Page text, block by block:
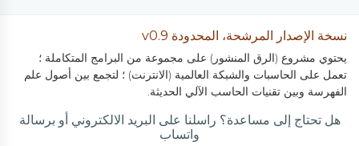
نسخة الإصدار المرشحة، المحدودة v0.9
يحتوي مشروع (الرق المنشور) على مجموعة من البرامج المتكاملة ؛
تعمل على الحاسبات والشبكة العالمية (الانترنت) ؛ لتجمع بين أصول علم
الفهرسة وبين تقنيات الحاسب الآلي الحديثة.
هل تحتاج إلى مساعدة؟ راسلنا على البريد الالكتروني أو برسالة
واتساب